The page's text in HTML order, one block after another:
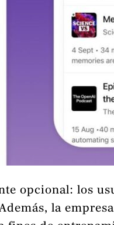
opcional: los
la